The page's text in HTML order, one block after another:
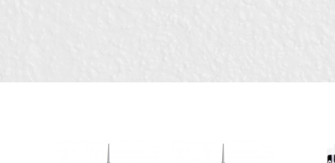
Anti-spam zaštita - izračunajte koliko je 4 + 1 :